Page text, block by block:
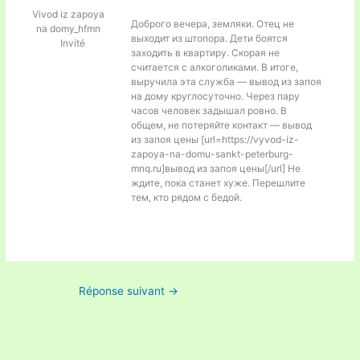
Vivod iz zapoya
na domy_hfmn
Invité
Доброго вечера, земляки. Отец не
выходит из штопора. Дети боятся
заходить в квартиру. Скорая не
считается с алкоголиками. В итоге,
выручила эта служба — вывод из запоя
на дому круглосуточно. Через пару
часов человек задышал ровно. В
общем, не потеряйте контакт — вывод
из запоя цены [url=https://vyvod-iz-
zapoya-na-domu-sankt-peterburg-
mnq.ru]вывод из запоя цены[/url] Не
ждите, пока станет хуже. Перешлите
тем, кто рядом с бедой.
Réponse suivant →